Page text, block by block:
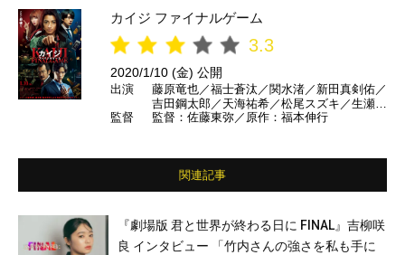
カイジ ファイナルゲーム
3.3
2020/1/10 (金) 公開
出演
藤原竜也／福士蒼汰／関水渚／新田真剣佑／
吉田鋼太郎／天海祐希／松尾スズキ／生瀬勝
久／山崎育三郎／瀬戸利樹／伊武雅刀 ほか
監督 監督：佐藤東弥／原作：福本伸行
関連記事
『劇場版 君と世界が終わる日に FINAL』吉柳咲
良 インタビュー 「竹内さんの強さを私も手に